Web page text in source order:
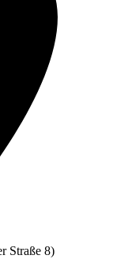
Straße 8)